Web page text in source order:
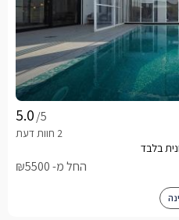
/5
החל מ- ₪5500